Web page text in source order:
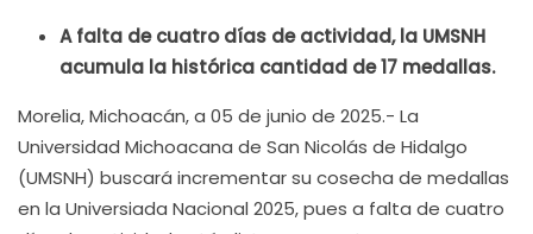
A falta de cuatro días de actividad, la UMSNH
acumula la histórica cantidad de 17 medallas.
Morelia, Michoacán, a 05 de junio de 2025.- La
Universidad Michoacana de San Nicolás de Hidalgo
(UMSNH) buscará incrementar su cosecha de medallas
en la Universiada Nacional 2025, pues a falta de cuatro